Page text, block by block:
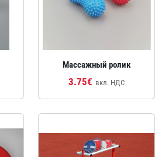
Массажный ролик
3.75€ вкл. НДС